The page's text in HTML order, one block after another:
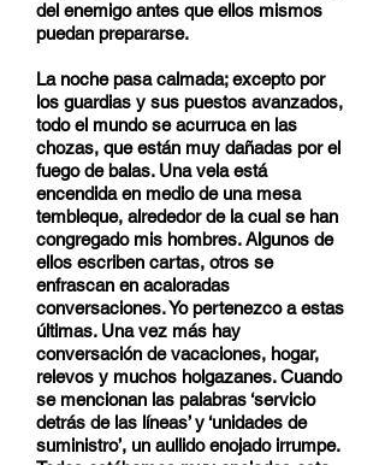
del enemigo antes que ellos mismos
puedan prepararse.
La noche pasa calmada; excepto por
los guardias y sus puestos avanzados,
todo el mundo se acurruca en las
chozas, que están muy dañadas por el
fuego de balas. Una vela está
encendida en medio de una mesa
tembleque, alrededor de la cual se han
congregado mis hombres. Algunos de
ellos escriben cartas, otros se
enfrascan en acaloradas
conversaciones. Yo pertenezco a estas
últimas. Una vez más hay
conversación de vacaciones, hogar,
relevos y muchos holgazanes. Cuando
se mencionan las palabras ‘servicio
detrás de las líneas’ y ‘unidades de
suministro’, un aullido enojado irrumpe.